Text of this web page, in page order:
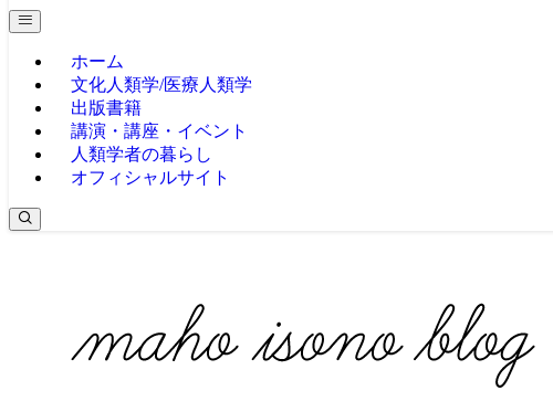
ホーム
文化人類学/医療人類学
出版書籍
講演・講座・イベント
人類学者の暮らし
オフィシャルサイト